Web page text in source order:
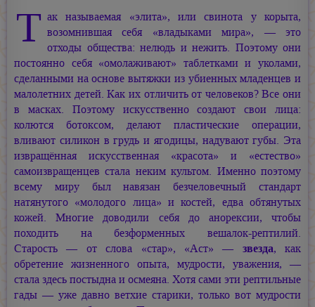
Т ак называемая «элита», или свинота у корыта,
возомнившая себя «владыками мира», — это
отходы общества: нелюдь и нежить. Поэтому они
постоянно себя «омолаживают» таблетками и уколами,
сделанными на основе вытяжки из убиенных младенцев и
малолетних детей. Как их отличить от человеков? Все они
в масках. Поэтому искусственно создают свои лица:
колются ботоксом, делают пластические операции,
вливают силикон в грудь и ягодицы, надувают губы. Эта
извращённая искусственная «красота» и «естество»
самоизвращенцев стала неким культом. Именно поэтому
всему миру был навязан безчеловечный стандарт
натянутого «молодого лица» и костей, едва обтянутых
кожей. Многие доводили себя до анорексии, чтобы
походить на безформенных вешалок-рептилий.
Старость — от слова «стар», «Аст» — звезда, как
обретение жизненного опыта, мудрости, уважения, —
стала здесь постыдна и осмеяна. Хотя сами эти рептильные
гады — уже давно ветхие старики, только вот мудрости